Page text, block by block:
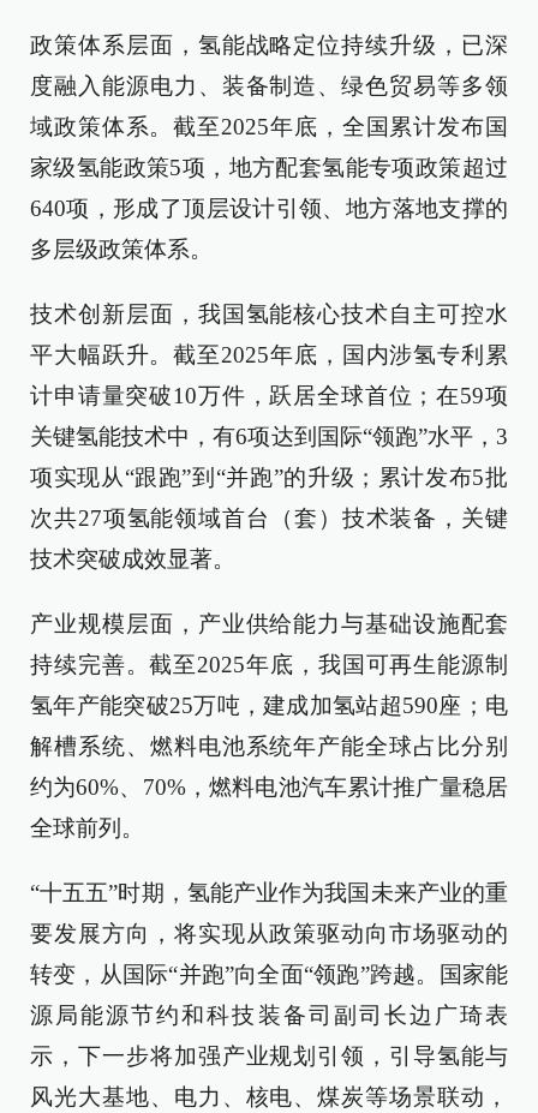
政策体系层面，氢能战略定位持续升级，已深
度融入能源电力、装备制造、绿色贸易等多领
域政策体系。截至2025年底，全国累计发布国
家级氢能政策5项，地方配套氢能专项政策超过
640项，形成了顶层设计引领、地方落地支撑的
多层级政策体系。
技术创新层面，我国氢能核心技术自主可控水
平大幅跃升。截至2025年底，国内涉氢专利累
计申请量突破10万件，跃居全球首位；在59项
关键氢能技术中，有6项达到国际“领跑”水平，3
项实现从“跟跑”到“并跑”的升级；累计发布5批
次共27项氢能领域首台（套）技术装备，关键
技术突破成效显著。
产业规模层面，产业供给能力与基础设施配套
持续完善。截至2025年底，我国可再生能源制
氢年产能突破25万吨，建成加氢站超590座；电
解槽系统、燃料电池系统年产能全球占比分别
约为60%、70%，燃料电池汽车累计推广量稳居
全球前列。
“十五五”时期，氢能产业作为我国未来产业的重
要发展方向，将实现从政策驱动向市场驱动的
转变，从国际“并跑”向全面“领跑”跨越。国家能
源局能源节约和科技装备司副司长边广琦表
示，下一步将加强产业规划引领，引导氢能与
风光大基地、电力、核电、煤炭等场景联动，